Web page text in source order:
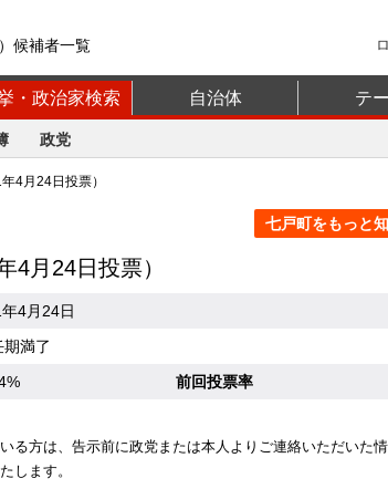
候補者一覧
・政治家検索 自治体 テ
政党
4月24日投票）
七戸町をもっと知
4月24日投票）
4月24日
期満了
前回投票率
る方は、告示前に政党または本人よりご連絡いただいた
します。